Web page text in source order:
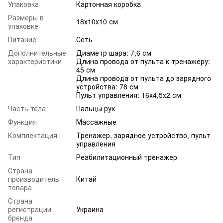
Упаковка
Картонная коробка
Размеры в
упаковке
18х10х10 см
Питание
Сеть
Дополнительные
характеристики
Диаметр шара: 7,6 см
Длина провода от пульта к тренажеру:
45 см
Длина провода от пульта до зарядного
устройства: 78 см
Пульт управления: 16х4,5х2 см
Часть тела
Пальцы рук
Функция
Массажные
Комплектация
Тренажер, зарядное устройство, пульт
управления
Тип
Реабилитационный тренажер
Страна
производитель
товара
Китай
Страна
регистрации
бренда
Украина